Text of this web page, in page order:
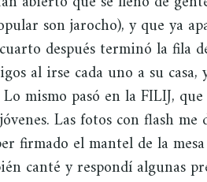
son jarocho), y que ya
después terminó la fila
al irse cada uno a su
mismo pasó en la FILIJ,
Las fotos con flash me
firmado el mantel de la
canté y respondí algunas